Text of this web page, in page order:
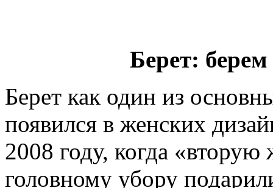
Берет:
Берет как один из
появился в женских
2008 году, когда «вторую
головному убору